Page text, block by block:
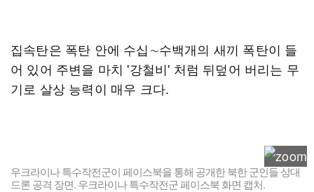
집속탄은 폭탄 안에 수십∼수백개의 새끼 폭탄이 들
어 있어 주변을 마치 '강철비' 처럼 뒤덮어 버리는 무
기로 살상 능력이 매우 크다.
우크라이나 특수작전군이 페이스북을 통해 공개한 북한 군인들 상대
드론 공격 장면. 우크라이나 특수작전군 페이스북 화면 캡처.